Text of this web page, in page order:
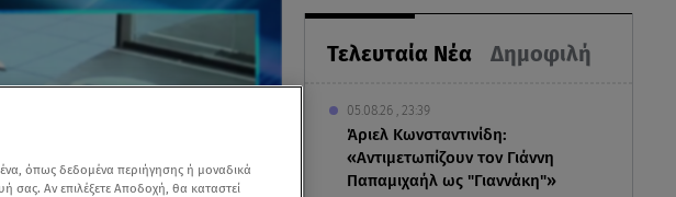
Τελευταία Νέα Δημοφιλή
05.08.26 , 23:39
Άριελ Κωνσταντινίδη:
«Αντιμετωπίζουν τον Γιάννη
Παπαμιχαήλ ως "Γιαννάκη"»
όπως δεδομένα περιήγησης ή μοναδικά
σας. Αν επιλέξετε Αποδοχή, θα καταστεί